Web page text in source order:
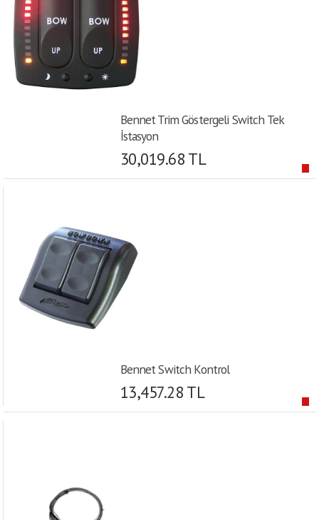
Bennet Trim Göstergeli Switch Tek
İstasyon
30,019.68 TL
Bennet Switch Kontrol
13,457.28 TL